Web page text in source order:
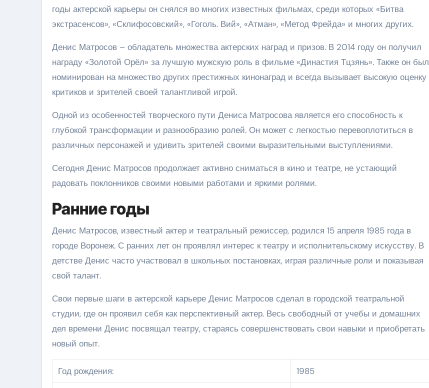
годы актерской карьеры он снялся во многих известных фильмах, среди которых «Битва
экстрасенсов», «Склифосовский», «Гоголь. Вий», «Атман», «Метод Фрейда» и многих других.
Денис Матросов – обладатель множества актерских наград и призов. В 2014 году он получил
награду «Золотой Орёл» за лучшую мужскую роль в фильме «Династия Тцзянь». Также он был
номинирован на множество других престижных кинонаград и всегда вызывает высокую оценку
критиков и зрителей своей талантливой игрой.
Одной из особенностей творческого пути Дениса Матросова является его способность к
глубокой трансформации и разнообразию ролей. Он может с легкостью перевоплотиться в
различных персонажей и удивить зрителей своими выразительными выступлениями.
Сегодня Денис Матросов продолжает активно сниматься в кино и театре, не устающий
радовать поклонников своими новыми работами и яркими ролями.
Ранние годы
Денис Матросов, известный актер и театральный режиссер, родился 15 апреля 1985 года в
городе Воронеж. С ранних лет он проявлял интерес к театру и исполнительскому искусству. В
детстве Денис часто участвовал в школьных постановках, играя различные роли и показывая
свой талант.
Свои первые шаги в актерской карьере Денис Матросов сделал в городской театральной
студии, где он проявил себя как перспективный актер. Весь свободный от учебы и домашних
дел времени Денис посвящал театру, стараясь совершенствовать свои навыки и приобретать
новый опыт.
Год рождения: 1985